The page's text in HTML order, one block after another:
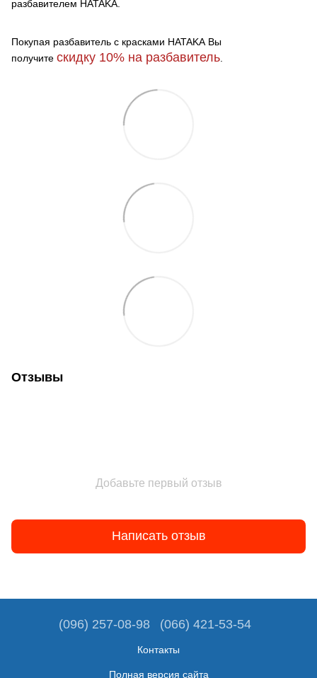
разбавителем HATAKA.
Покупая разбавитель с красками HATAKA Вы
получите скидку 10% на разбавитель
Отзывы
Добавьте первый отзыв
Написать отзыв
(096) 257-08-98 (066) 421-53-54
Контакты
Полная версия сайта